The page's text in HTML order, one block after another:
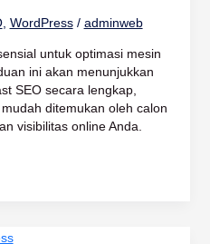
, WordPress/ adminweb
untuk optimasi mesin
ini akan menunjukkan
SEO secara lengkap,
ditemukan oleh calon
visibilitas online Anda.